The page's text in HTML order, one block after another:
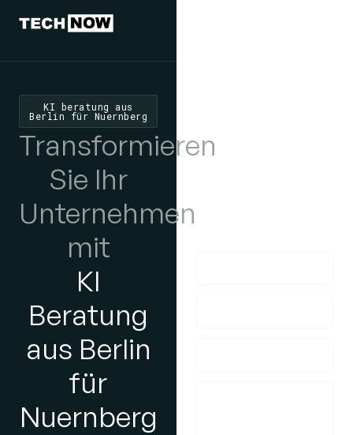
KI beratung aus
Berlin für Nuernberg
Transformieren
Sie Ihr
Unternehmen
mit
KI
Beratung
aus Berlin
für
Nuernberg